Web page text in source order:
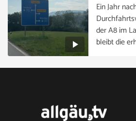
Ein Jahr
der A8 im
bleibt die